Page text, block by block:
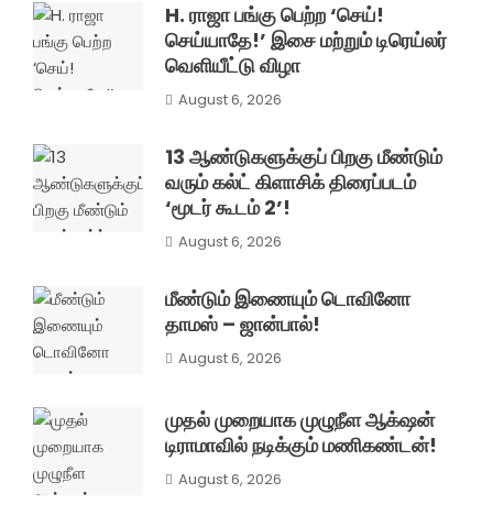
H. ராஜா பங்கு பெற்ற ‘செய்!
செய்யாதே!’ இசை மற்றும் டிரெய்லர்
வெளியீட்டு விழா
August 6, 2026
13 ஆண்டுகளுக்குப் பிறகு மீண்டும்
வரும் கல்ட் கிளாசிக் திரைப்படம்
‘மூடர் கூடம் 2’!
August 6, 2026
மீண்டும் இணையும் டொவினோ
தாமஸ் – ஜான்பால்!
August 6, 2026
முதல் முறையாக முழுநீள ஆக்‌ஷன்
டிராமாவில் நடிக்கும் மணிகண்டன்!
August 6, 2026